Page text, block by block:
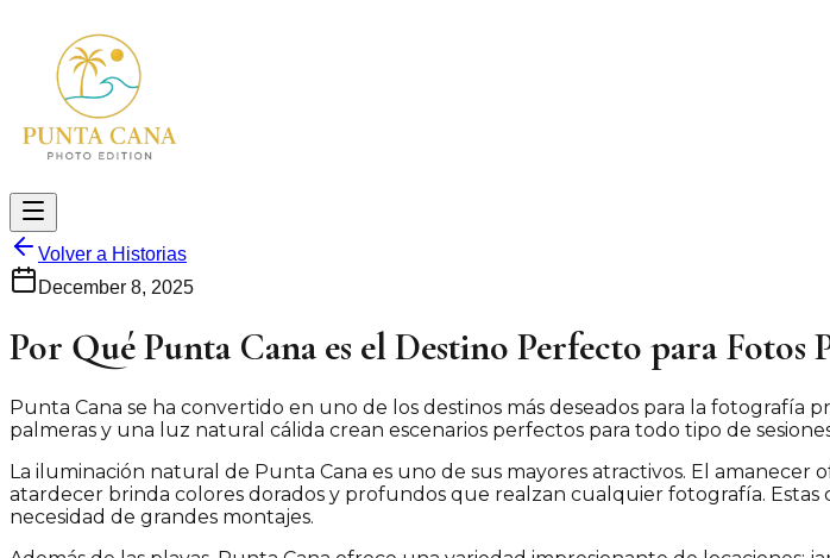
Volver a Historias
December 8, 2025
Por Qué Punta Cana es el Destino Perfecto para Fotos
Punta Cana se ha convertido en uno de los destinos más deseados para la fotografía
palmeras y una luz natural cálida crean escenarios perfectos para todo tipo de
La iluminación natural de Punta Cana es uno de sus mayores atractivos. El
atardecer brinda colores dorados y profundos que realzan cualquier fotografía.
necesidad de grandes montajes.